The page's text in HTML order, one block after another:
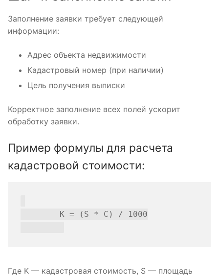
Заполнение заявки требует следующей
информации:
Адрес объекта недвижимости
Кадастровый номер (при наличии)
Цель получения выписки
Корректное заполнение всех полей ускорит
обработку заявки.
Пример формулы для расчета
кадастровой стоимости:
        K = (S * C) / 1000
Где K — кадастровая стоимость, S — площадь